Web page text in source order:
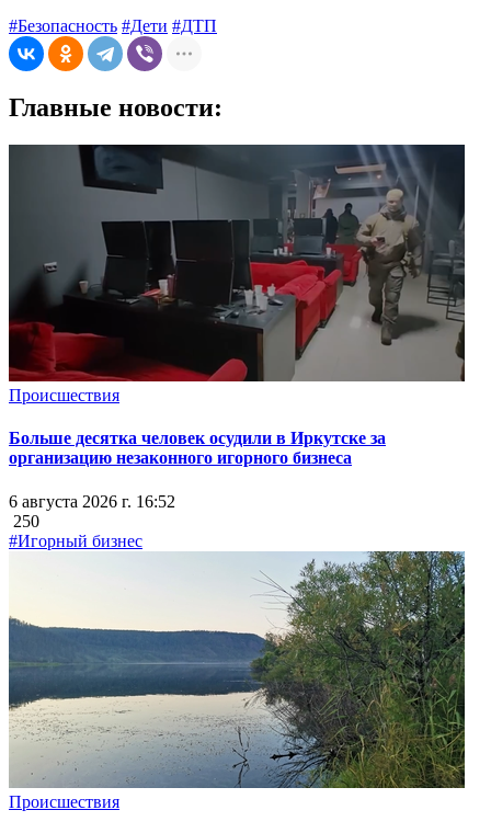
#Безопасность #Дети #ДТП
Главные новости:
Происшествия
Больше десятка человек осудили в Иркутске за
организацию незаконного игорного бизнеса
6 августа 2026 г. 16:52
250
#Игорный бизнес
Происшествия